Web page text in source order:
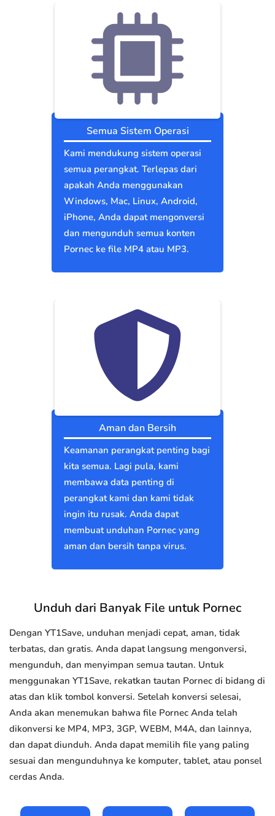
Semua Sistem Operasi
Kami mendukung sistem operasi
semua perangkat. Terlepas dari
apakah Anda menggunakan
Windows, Mac, Linux, Android,
iPhone, Anda dapat mengonversi
dan mengunduh semua konten
Pornec ke file MP4 atau MP3.
Aman dan Bersih
Keamanan perangkat penting bagi
kita semua. Lagi pula, kami
membawa data penting di
perangkat kami dan kami tidak
ingin itu rusak. Anda dapat
membuat unduhan Pornec yang
aman dan bersih tanpa virus.
Unduh dari Banyak File untuk Pornec
Dengan YT1Save, unduhan menjadi cepat, aman, tidak
terbatas, dan gratis. Anda dapat langsung mengonversi,
mengunduh, dan menyimpan semua tautan. Untuk
menggunakan YT1Save, rekatkan tautan Pornec di bidang di
atas dan klik tombol konversi. Setelah konversi selesai,
Anda akan menemukan bahwa file Pornec Anda telah
dikonversi ke MP4, MP3, 3GP, WEBM, M4A, dan lainnya,
dan dapat diunduh. Anda dapat memilih file yang paling
sesuai dan mengunduhnya ke komputer, tablet, atau ponsel
cerdas Anda.